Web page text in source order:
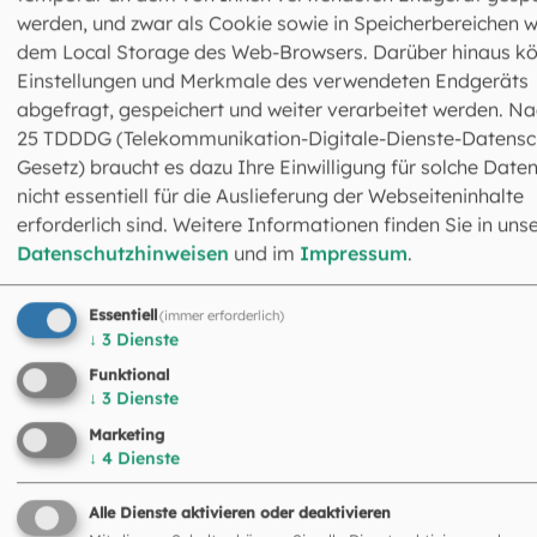
Adventswochen
FÜR DIE ERSTE ADVENTSWOCHE:
DER STERN
© EOM
2. Adventswoche: Der Wirt für über 3-
jährige
© EOM
werden, und zwar als Cookie sowie in Speicherbereichen
dem Local Storage des Web-Browsers. Darüber hinaus
Einstellungen und Merkmale des verwendeten Endgeräts
abgefragt, gespeichert und weiter verarbeitet werden.
25 TDDDG (Telekommunikation-Digitale-Dienste-
Gesetz) braucht es dazu Ihre Einwilligung für solche
nicht essentiell für die Auslieferung der Webseiteninhalte
erforderlich sind. Weitere Informationen finden Sie in
Datenschutzhinweisen und im Impressum.
Essentiell(immer erforderlich)
↓ 3 Dienste
Funktional
↓ 3 Dienste
Marketing
↓ 4 Dienste
Alle Dienste aktivieren oder deaktivieren